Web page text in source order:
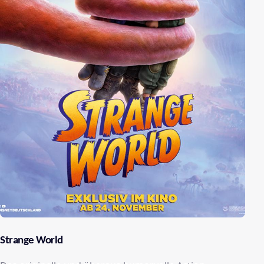
Strange World